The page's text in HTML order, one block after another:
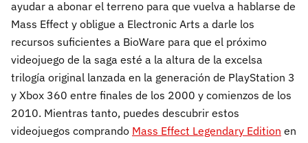
ayudar a abonar el terreno para que vuelva a hablarse de
Mass Effect y obligue a Electronic Arts a darle los
recursos suficientes a BioWare para que el próximo
videojuego de la saga esté a la altura de la excelsa
trilogía original lanzada en la generación de PlayStation 3
y Xbox 360 entre finales de los 2000 y comienzos de los
2010. Mientras tanto, puedes descubrir estos
videojuegos comprando Mass Effect Legendary Edition en